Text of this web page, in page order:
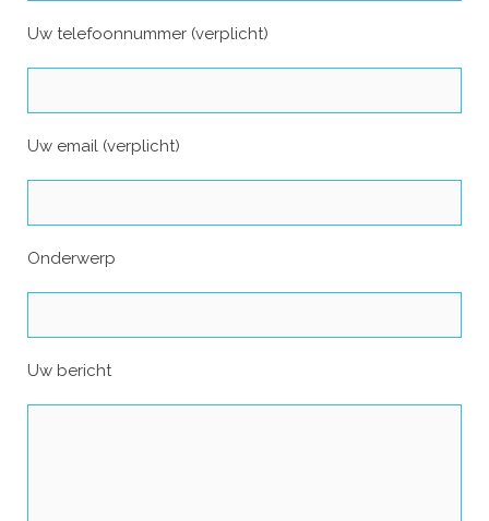
Uw telefoonnummer (verplicht)
Uw email (verplicht)
Onderwerp
Uw bericht